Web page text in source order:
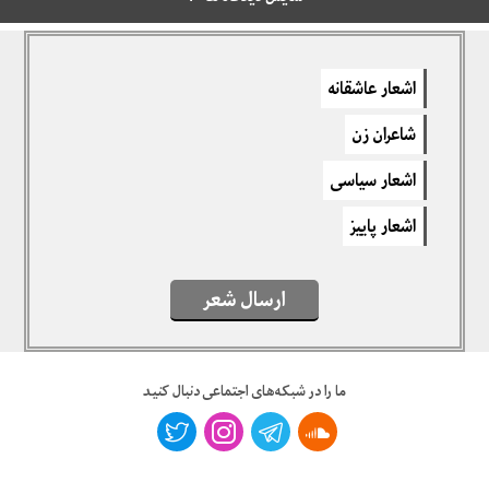
دیدگاهتان را بنویسید
برای نوشتن دیدگاه باید
اشعار عاشقانه
شاعران زن
اشعار سیاسی
اشعار پاییز
ارسال شعر
ما را در شبکه‌های اجتماعی دنبال کنید